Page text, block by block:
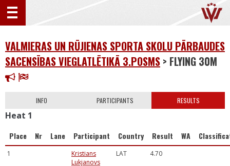
VALMIERAS UN RŪJIENAS SPORTA SKOLU PĀRBAUDES
SACENSĪBAS VIEGLATLĒTIKĀ 3.POSMS > FLYING 30M
INFO PARTICIPANTS RESULTS
Heat 1
Place Nr Lane Participant Country Result WA
1
Kristians
Lukjanovs
LAT 4.70